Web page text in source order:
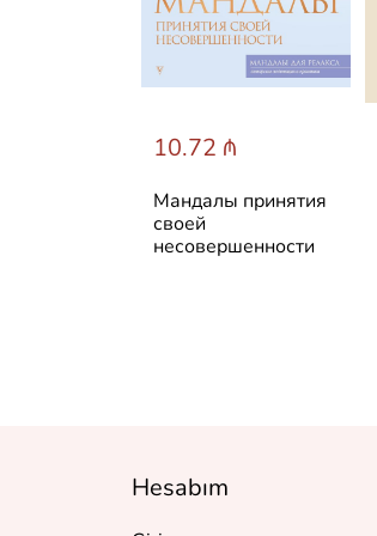
10.72 ₼
Мандалы принятия
своей
несовершенности
Hesabım